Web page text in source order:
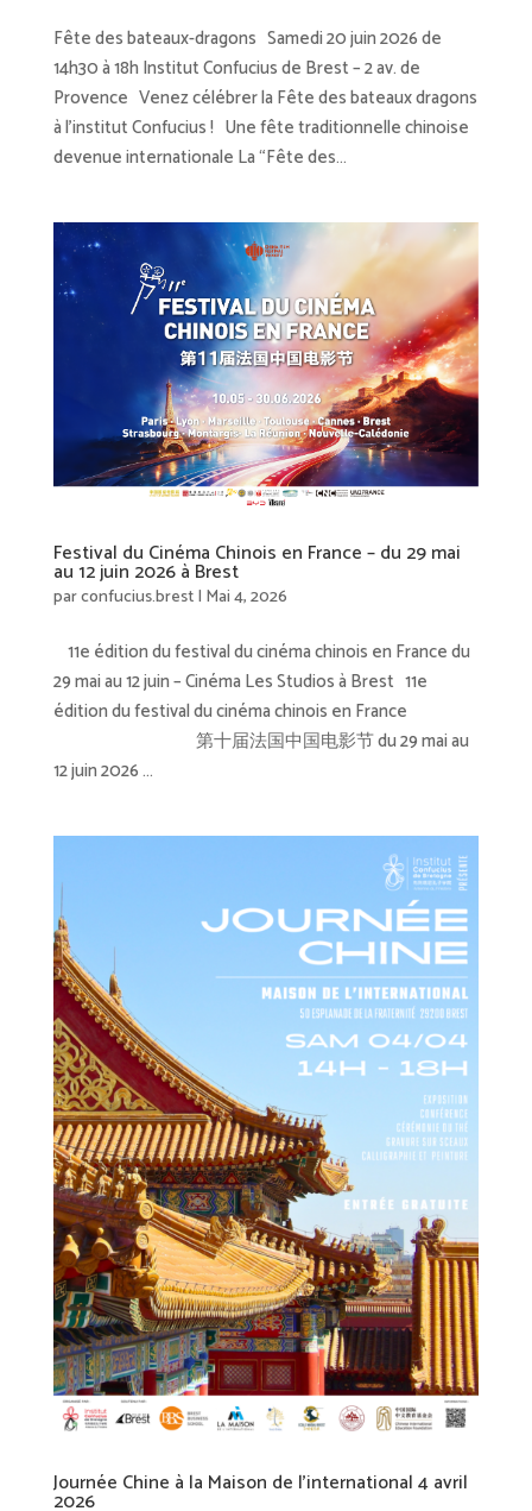
Fête des bateaux-dragons Samedi 20 juin 2026 de
14h30 à 18h Institut Confucius de Brest – 2 av. de
Provence Venez célébrer la Fête des bateaux dragons
à l’institut Confucius ! Une fête traditionnelle chinoise
devenue internationale La “Fête des...
Festival du Cinéma Chinois en France – du 29 mai
au 12 juin 2026 à Brest
parconfucius.brest| Mai 4, 2026
11e édition du festival du cinéma chinois en France du
29 mai au 12 juin – Cinéma Les Studios à Brest 11e
édition du festival du cinéma chinois en France
第十届法国中国电影节 du 29 mai au
12 juin 2026 ...
Journée Chine à la Maison de l’international 4 avril
2026